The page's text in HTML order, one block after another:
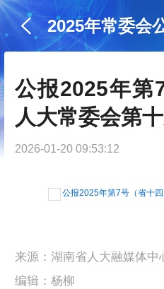
2025年常委会
公报2025年第
人大常委会第
2026-01-20 09:53:12
公报2025年第7号（省十
来源：湖南省人大融媒体中
编辑：杨柳